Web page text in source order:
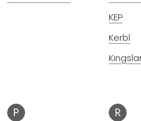
KEP
Kerbl
P R